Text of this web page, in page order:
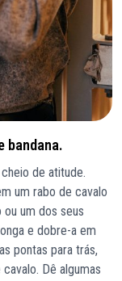
bandana.
de atitude.
um rabo de cavalo
um dos seus
e dobre-a em
pontas para trás,
Dê algumas